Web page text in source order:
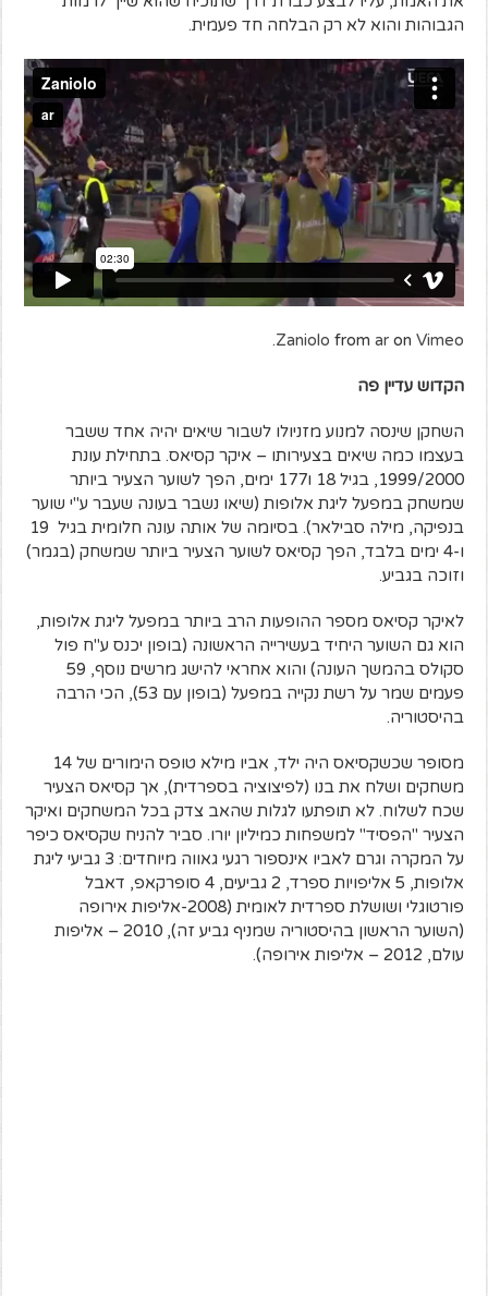
הגבוהות והוא לא רק הבלחה חד פעמית.
Zaniolo from aron Vimeo
.
הקדוש עדיין פה
השחקן שינסה למנוע מזניולו לשבור שיאים יהיה אחד ששבר
בעצמו כמה שיאים בצעירותו – איקר קסיאס. בתחילת עונת
1999/2000, בגיל 18 ו177 ימים, הפך לשוער הצעיר ביותר
שמשחק במפעל ליגת אלופות (שיאו נשבר בעונה שעבר ע"י שוער
בנפיקה, מילה סבילאר). בסיומה של אותה עונה חלומית בגיל 19
ו-4 ימים בלבד, הפך קסיאס לשוער הצעיר ביותר שמשחק (בגמר)
וזוכה בגביע.
לאיקר קסיאס מספר ההופעות הרב ביותר במפעל ליגת אלופות,
הוא גם השוער היחיד בעשירייה הראשונה (בופון יכנס ע"ח פול
סקולס בהמשך העונה) והוא אחראי להישג מרשים נוסף, 59
פעמים שמר על רשת נקייה במפעל (בופון עם 53), הכי הרבה
בהיסטוריה.
מסופר שכשקסיאס היה ילד, אביו מילא טופס הימורים של 14
משחקים ושלח את בנו (לפיצוציה בספרדית), אך קסיאס הצעיר
שכח לשלוח. לא תופתעו לגלות שהאב צדק בכל המשחקים ואיקר
הצעיר "הפסיד" למשפחות כמיליון יורו. סביר להניח שקסיאס כיפר
על המקרה וגרם לאביו אינספור רגעי גאווה מיוחדים: 3 גביעי ליגת
אלופות, 5 אליפויות ספרד, 2 גביעים, 4 סופרקאפ, דאבל
פורטוגלי ושושלת ספרדית לאומית (2008-אליפות אירופה
(השוער הראשון בהיסטוריה שמניף גביע זה), 2010 – אליפות
עולם, 2012 – אליפות אירופה).